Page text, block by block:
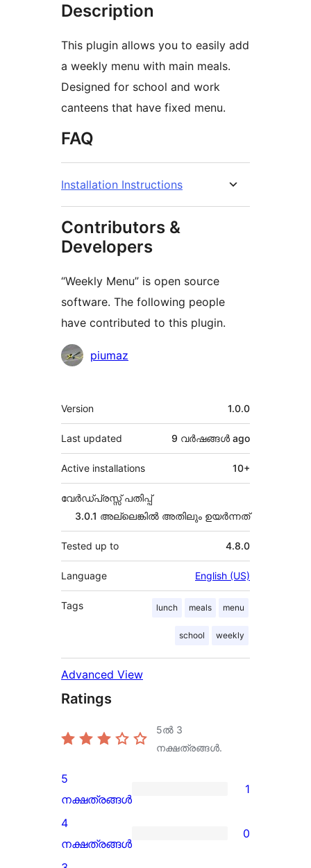
Description
This plugin allows you to easily add
a weekly menu with main meals.
Designed for school and work
canteens that have fixed menu.
FAQ
Installation Instructions
Contributors &
Developers
“Weekly Menu” is open source
software. The following people
have contributed to this plugin.
Contributors
piumaz
Meta
Version 1.0.0
Last updated 9 വര്‍ഷങ്ങള്‍ ago
Active installations 10+
വേർഡ്പ്രസ്സ് പതിപ്പ്
3.0.1 അല്ലെങ്കില്‍ അതിലും ഉയര്‍ന്നത്
Tested up to 4.8.0
Language English (US)
Tags lunch meals menu
school weekly
Advanced View
Ratings
5ൽ 3
നക്ഷത്രങ്ങൾ.
1
5-
star
review
5
നക്ഷത്രങ്ങൾ
1
0
4-
4
നക്ഷത്രങ്ങൾ
0